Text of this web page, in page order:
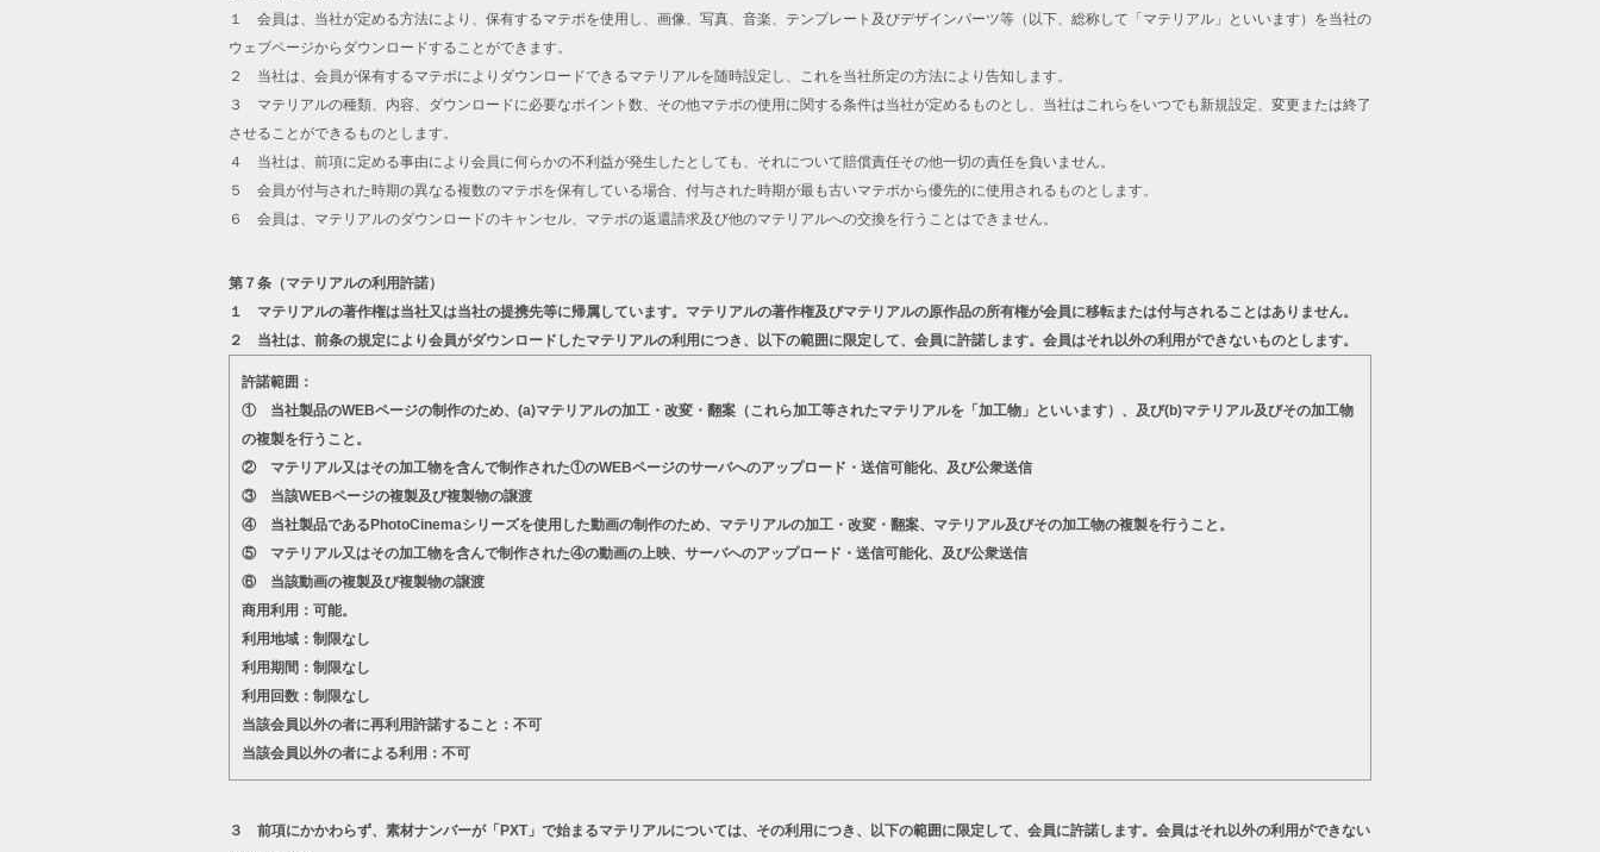
１ 会員は、当社が定める方法により、保有するマテポを使用し、画像、写真、音楽、テンプレート及びデザインパーツ等（以下、総称して「マテリアル」といいます）を当社の
ウェブページからダウンロードすることができます。
２ 当社は、会員が保有するマテポによりダウンロードできるマテリアルを随時設定し、これを当社所定の方法により告知します。
３ マテリアルの種類、内容、ダウンロードに必要なポイント数、その他マテポの使用に関する条件は当社が定めるものとし、当社はこれらをいつでも新規設定、変更または終了
させることができるものとします。
４ 当社は、前項に定める事由により会員に何らかの不利益が発生したとしても、それについて賠償責任その他一切の責任を負いません。
５ 会員が付与された時期の異なる複数のマテポを保有している場合、付与された時期が最も古いマテポから優先的に使用されるものとします。
６ 会員は、マテリアルのダウンロードのキャンセル、マテポの返還請求及び他のマテリアルへの交換を行うことはできません。
第７条（マテリアルの利用許諾）
１ マテリアルの著作権は当社又は当社の提携先等に帰属しています。マテリアルの著作権及びマテリアルの原作品の所有権が会員に移転または付与されることはありません。
２ 当社は、前条の規定により会員がダウンロードしたマテリアルの利用につき、以下の範囲に限定して、会員に許諾します。会員はそれ以外の利用ができないものとします。
許諾範囲：
① 当社製品のWEBページの制作のため、(a)マテリアルの加工・改変・翻案（これら加工等されたマテリアルを「加工物」といいます）、及び(b)マテリアル及びその加工物
の複製を行うこと。
② マテリアル又はその加工物を含んで制作された①のWEBページのサーバへのアップロード・送信可能化、及び公衆送信
③ 当該WEBページの複製及び複製物の譲渡
④ 当社製品であるPhotoCinemaシリーズを使用した動画の制作のため、マテリアルの加工・改変・翻案、マテリアル及びその加工物の複製を行うこと。
⑤ マテリアル又はその加工物を含んで制作された④の動画の上映、サーバへのアップロード・送信可能化、及び公衆送信
⑥ 当該動画の複製及び複製物の譲渡
商用利用：可能。
利用地域：制限なし
利用期間：制限なし
利用回数：制限なし
当該会員以外の者に再利用許諾すること：不可
当該会員以外の者による利用：不可
３ 前項にかかわらず、素材ナンバーが「PXT」で始まるマテリアルについては、その利用につき、以下の範囲に限定して、会員に許諾します。会員はそれ以外の利用ができない